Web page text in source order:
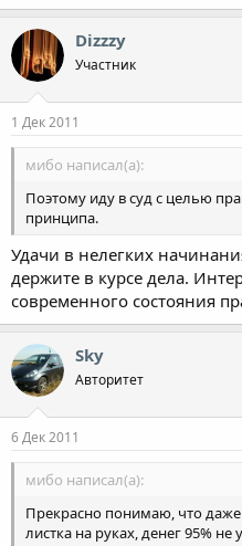
Dizzzy
Участник
1 Дек 2011
мибо написал(а):
Поэтому иду в суд с целью
принципа.
Удачи в нелегких
держите в курсе дела.
современного состояния
Sky
Авторитет
6 Дек 2011
мибо написал(а):
Прекрасно понимаю, что
листка на руках, денег 95% не